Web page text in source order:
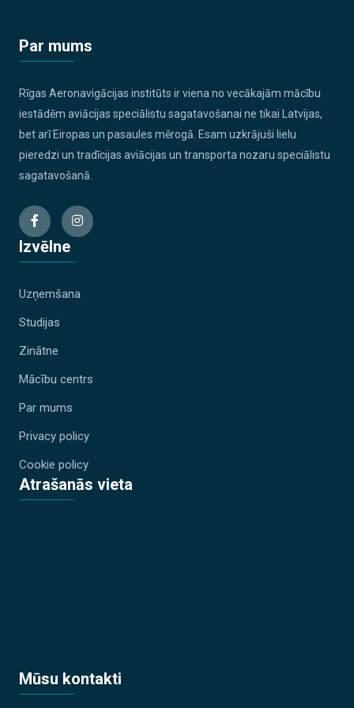
Par mums
Rīgas Aeronavigācijas institūts ir viena no vecākajām mācību
iestādēm aviācijas speciālistu sagatavošanai ne tikai Latvijas,
bet arī Eiropas un pasaules mērogā. Esam uzkrājuši lielu
pieredzi un tradīcijas aviācijas un transporta nozaru speciālistu
sagatavošanā.
Izvēlne
Uzņemšana
Studijas
Zinātne
Mācību centrs
Par mums
Privacy policy
Cookie policy
Atrašanās vieta
Mūsu kontakti